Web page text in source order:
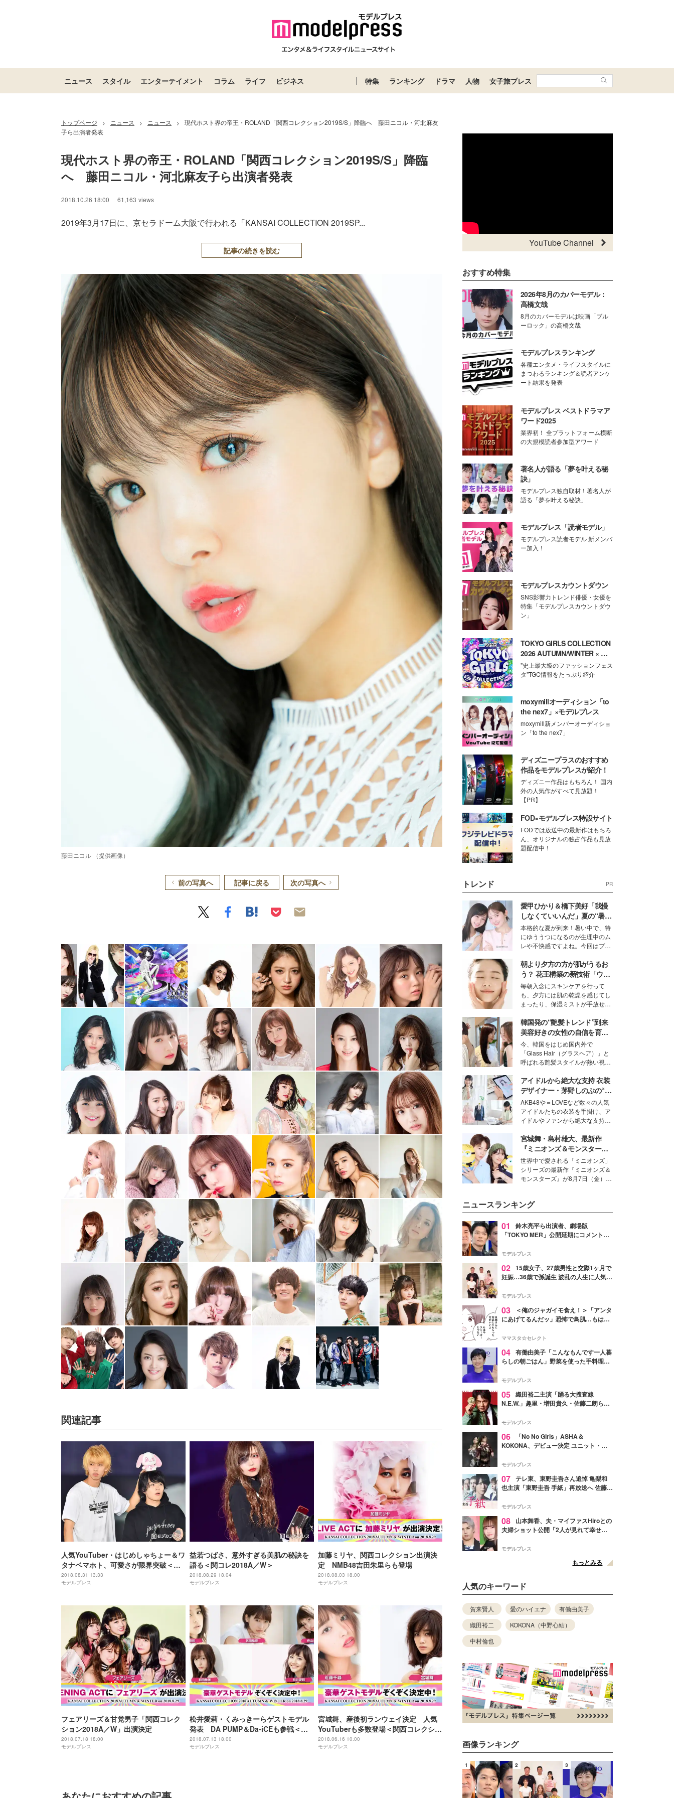
ニュース スタイル エンターテイメント コラム ライフ ビジネス 特集 ランキング ドラマ 人物 女子旅プレス
トップページ > ニュース > ニュース >
現代ホスト界の帝王・ROLAND「関西コレクション2019S/S」降臨へ 藤田ニコル・河北麻友
子ら出演者発表
現代ホスト界の帝王・ROLAND「関西コレクション2019S/S」降臨
へ　藤田ニコル・河北麻友子ら出演者発表
2018.10.26 18:00 61,163 views
2019年3月17日に、京セラドーム大阪で行われる「KANSAI COLLECTION 2019SP...
記事の続きを読む
藤田ニコル （提供画像）
前の写真へ 記事に戻る 次の写真へ
関連記事
人気YouTuber・はじめしゃちょー＆ワ
タナベマホト、可愛さが限界突破＜関
コレ2018A／W＞
2018.08.31 13:33
モデルプレス
益若つばさ、意外すぎる美肌の秘訣を
語る＜関コレ2018A／W＞
2018.08.29 18:04
モデルプレス
加藤ミリヤ、関西コレクション出演決
定 NMB48吉田朱里らも登場
2018.08.03 18:00
モデルプレス
フェアリーズ＆甘党男子「関西コレク
ション2018A／W」出演決定
2018.07.18 18:00
モデルプレス
松井愛莉・くみっきーらゲストモデル
発表 DA PUMP＆Da-iCEも参戦＜関
西コレクション2018A／W＞
2018.07.13 18:00
モデルプレス
宮城舞、産後初ランウェイ決定 人気
YouTuberも多数登場＜関西コレクショ
ン2018A／W＞
2018.06.16 10:00
モデルプレス
YouTube Channel
おすすめ特集
2026年8月のカバーモデル：
高橋文哉
8月のカバーモデルは映画「ブル
ーロック」の高橋文哉
モデルプレスランキング
各種エンタメ・ライフスタイルに
まつわるランキング＆読者アンケ
ート結果を発表
モデルプレス ベストドラマア
ワード2025
業界初！ 全プラットフォーム横断
の大規模読者参加型アワード
著名人が語る「夢を叶える秘
訣」
モデルプレス独自取材！著名人が
語る「夢を叶える秘訣」
モデルプレス「読者モデル」
モデルプレス読者モデル 新メンバ
ー加入！
モデルプレスカウントダウン
SNS影響力トレンド俳優・女優を
特集「モデルプレスカウントダウ
ン」
TOKYO GIRLS COLLECTION
2026 AUTUMN/WINTER × モ
デルプレス
"史上最大級のファッションフェス
タ"TGC情報をたっぷり紹介
moxymillオーディション「to
the nex7」×モデルプレス
moxymill新メンバーオーディショ
ン「to the nex7」
ディズニープラスのおすすめ
作品をモデルプレスが紹介！
ディズニー作品はもちろん！ 国内
外の人気作がすべて見放題！
【PR】
FOD×モデルプレス特設サイト
FODでは放送中の最新作はもちろ
ん、オリジナルの独占作品も見放
題配信中！
トレンド PR
愛甲ひかり＆橋下美好「我慢
しなくていいんだ」夏の“暑さ
対策”の新しい選択肢とは？
本格的な夏が到来！暑い中で、特
にゆううつになるのが生理中のム
レや不快感ですよね。今回はプラ
モデル・愛甲ひかりさんと橋下美
好さんを迎えて本音で女子会トー
ク。猛暑のお出かけを快適に過ご
すヒントや、2人が感動した夏の
生理の新常識にも迫りました。
朝より夕方の方が肌がうるお
う？ 花王構築の新技術「ウォ
ーターキャプチャリングスキ
ン（捕水肌）」がスキンケア
の常識を変える予感
毎朝入念にスキンケアを行って
も、夕方には肌の乾燥を感じてし
まったり、保湿ミストが手放せな
な美容の常識を大きく変える可能
性を秘めた、革新的な「Water
Capturing Skin（ウォーターキャ
プチャリングスキン：捕水肌）」
技術を、花王が構築した。
韓国発の“艶髪トレンド”到来
美容好きの女性の自信を育む
「ヘアケア事情」って？
今、韓国をはじめ国内外で
「Glass Hair（グラスヘア）」と
呼ばれる艶髪スタイルが熱い視線
ションの完成度を高めるベースと
して、“髪そのものの美しさ”に改
めて注目する人が増えている様
子。今回は、そんな憧れの艶やか
な髪を日常で叶える、美容好きの
女性たちのヘアケア事情を紹介し
ます。
アイドルから絶大な支持 衣装
デザイナー・茅野しのぶの“可
愛い”を作る美学＜「シチズン
クロスシー」インタビュー＞
AKB48や＝LOVEなど数々の人気
アイドルたちの衣装を手掛け、ア
イドルやファンから絶大な支持を
取締役兼クリエイティブディレク
ター・茅野しのぶ。一人ひとりの
個性に寄り添い、魅力を引き出す
衣装作りは、多くの女性たちに勇
気と自信を与え続けている。
宮城舞・島村雄大、最新作
『ミニオンズ＆モンスター
ズ』の魅力熱弁 ハチャメチャ
だけじゃない“友情と絆”に感
動
世界中で愛される「ミニオンズ」
シリーズの最新作『ミニオンズ＆
モンスターズ』が8月7日（金）に
デルの宮城舞と島村雄大の特別対
談をお届け！それぞれの視点か
ら、今作ならではの魅力や予想外
の感動をもたらす奥深いストーリ
た。
ニュースランキング
01
鈴木亮平ら出演者、劇場版
「TOKYO MER」公開延期にコメント
最大の敬意とエールを」
モデルプレス
02 15歳女子、27歳男性と交際1ヶ月で
妊娠…36歳で孫誕生 波乱の人生に人気タ
よ！」
モデルプレス
03
＜俺のジャガイモ食え！＞「アンタ
にあげてるんだッ」恐怖で鳥肌…もはや
ママスタ☆セレクト
04 有働由美子「こんなもんです一人暮
らしの朝ごはん」野菜を使った手料理公
そう」と反響
モデルプレス
05 織田裕二主演「踊る大捜査線
N.E.W.」趣里・増田貴久・佐藤二朗ら新
徴する“謎のキーワード”も
モデルプレス
06
「No No Girls」ASHA＆
KOKONA、デビュー決定 ユニット・
リリースへ
モデルプレス
07 テレ東、東野圭吾さん追悼 亀梨和
也主演「東野圭吾 手紙」再放送へ 佐藤隆
モデルプレス
08
山本舞香、夫・マイファスHiroとの
夫婦ショット公開「2人が見れて幸せ」
モデルプレス
もっとみる
人気のキーワード
賀来賢人 愛のハイエナ
有働由美子
織田裕二
KOKONA（中野心結）
中村倫也
画像ランキング
1 2 3